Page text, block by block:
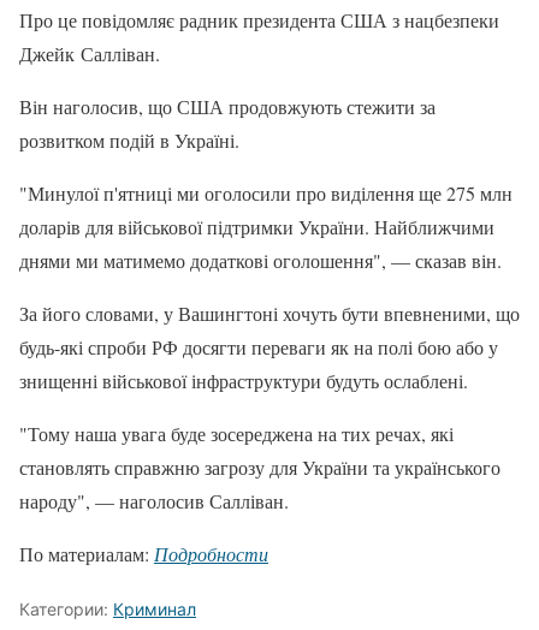
Про це повідомляє радник президента США з нацбезпеки
Джейк Салліван.
Він наголосив, що США продовжують стежити за
розвитком подій в Україні.
"Минулої п'ятниці ми оголосили про виділення ще 275 млн
доларів для військової підтримки України. Найближчими
днями ми матимемо додаткові оголошення", — сказав він.
За його словами, у Вашингтоні хочуть бути впевненими, що
будь-які спроби РФ досягти переваги як на полі бою або у
знищенні військової інфраструктури будуть ослаблені.
"Тому наша увага буде зосереджена на тих речах, які
становлять справжню загрозу для України та українського
народу", — наголосив Салліван.
По материалам: Подробности
Категории: Криминал